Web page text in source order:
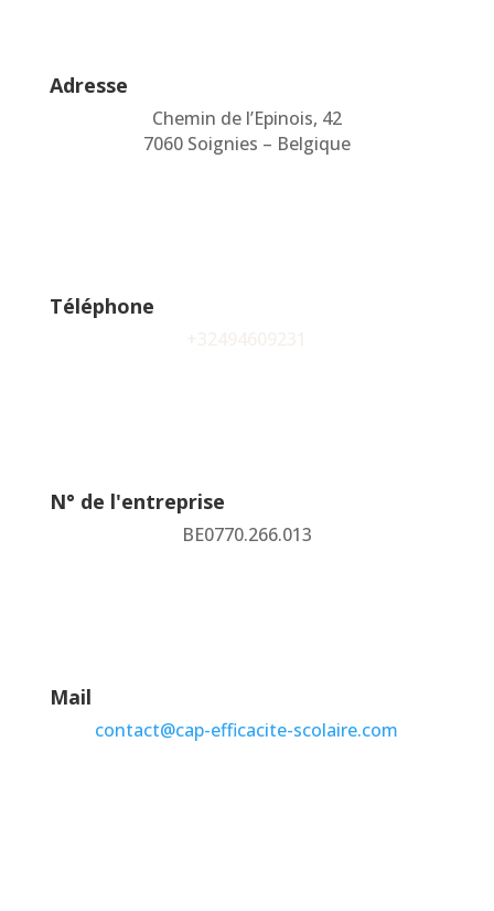
Adresse
Chemin de l’Epinois, 42
7060 Soignies – Belgique
Téléphone
N° de l'entreprise
BE0770.266.013
Mail
contact@cap-efficacite-scolaire.com